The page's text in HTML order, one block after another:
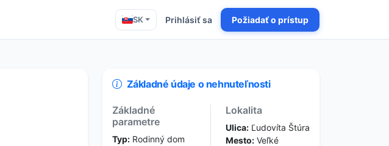
SK Prihlásiť sa Požiadať o prístup
Základné údaje o nehnuteľnosti
Základné
parametre
Typ: Rodinný dom
Lokalita
Ulica: Ľudovíta Štúra
Mesto: Veľké